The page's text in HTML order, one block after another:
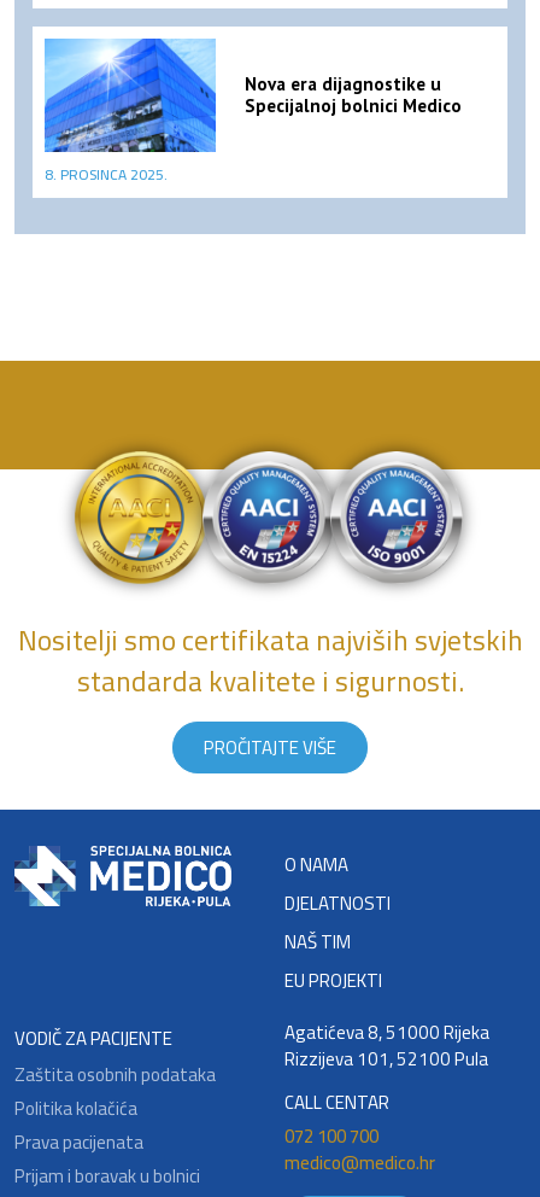
Nova era dijagnostike u
Specijalnoj bolnici Medico
8. PROSINCA 2025.
Nositelji smo certifikata najviših svjetskih
standarda kvalitete i sigurnosti.
PROČITAJTE VIŠE
O NAMA
DJELATNOSTI
NAŠ TIM
EU PROJEKTI
VODIČ ZA PACIJENTE
Zaštita osobnih podataka
Politika kolačića
Prava pacijenata
Prijam i boravak u bolnici
Agatićeva 8, 51000 Rijeka
Rizzijeva 101, 52100 Pula
CALL CENTAR
072 100 700
medico@medico.hr